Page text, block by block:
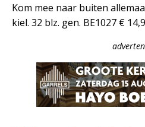
Kom mee naar buiten
kiel. 32 blz. gen. BE1027 €